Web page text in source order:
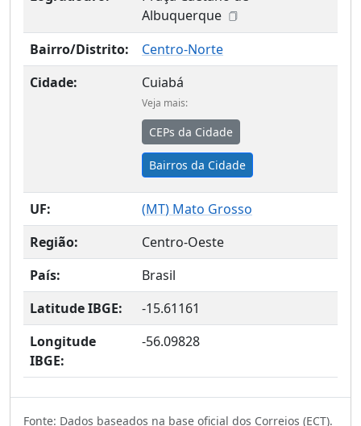
Albuquerque
Bairro/Distrito:
Centro-Norte
Cidade:
Cuiabá
Veja mais:
CEPs da Cidade
Bairros da Cidade
UF: (MT) Mato Grosso
Região:
Centro-Oeste
País:
Brasil
Latitude IBGE:
-15.61161
Longitude
IBGE:
-56.09828
Fonte: Dados baseados na base oficial dos Correios (ECT).